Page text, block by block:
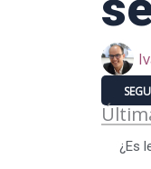
¿Es